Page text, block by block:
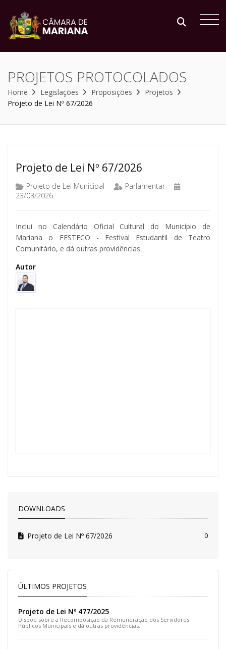
PROJETOS PROTOCOLADOS
Home Legislações Proposições
Projetos
Projeto de Lei Nº 67/2026
Projeto de Lei Nº 67/2026
Projeto de Lei Municipal
Parlamentar
23/03/2026
Inclui no Calendário Oficial Cultural do Município de
Mariana o FESTECO - Festival Estudantil de Teatro
Comunitário, e dá outras providências
Autor
DOWNLOADS
Projeto de Lei Nº 67/2026 0
ÚLTIMOS PROJETOS
Projeto de Lei Nº 477/2025
Dispõe sobre a Recomposição da Remuneração dos Servidores
Públicos Municipais e dá outras providências.